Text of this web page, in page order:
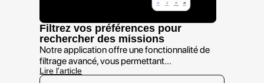
Filtrez vos préférences pour
rechercher des missions
Notre application offre une fonctionnalité de
filtrage avancé, vous permettant...
Lire l'article